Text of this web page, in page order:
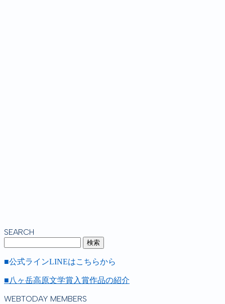
SEARCH
■公式ラインLINEはこちらから
■八ヶ岳高原文学賞入賞作品の紹介
WEBTODAY MEMBERS